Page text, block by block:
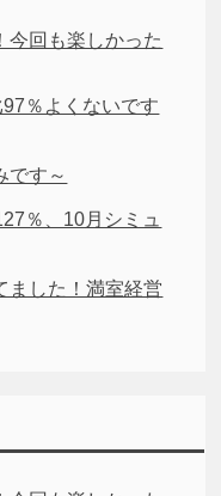
今回も楽しかった
％よくないです
です～
％、10月シミュ
ました！満室経営